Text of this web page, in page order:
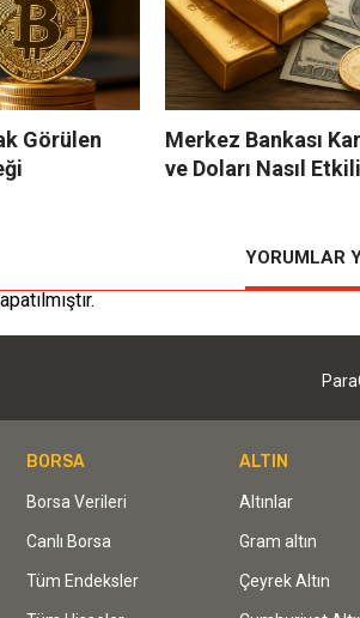
Görülen
Merkez Bankası
ve Doları Nasıl
YORUMLAR
BORSA
Borsa Verileri
Canlı Borsa
Tüm Endeksler
ALTIN
Altınlar
Gram altın
Çeyrek Altın